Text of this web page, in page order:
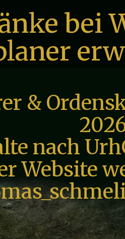
bei
&
nach
Website